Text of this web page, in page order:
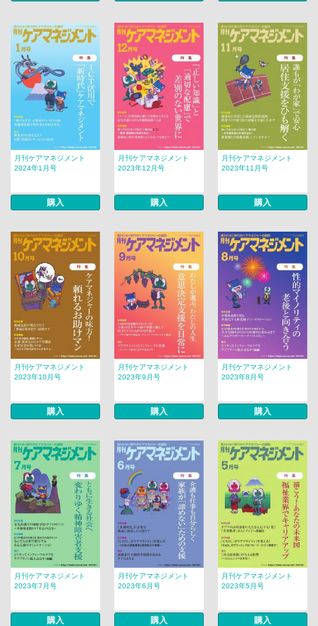
月刊ケアマネジメント
2024年1月号
購入
月刊ケアマネジメント
2023年12月号
購入
月刊ケアマネジメント
2023年11月号
購入
月刊ケアマネジメント
2023年10月号
購入
月刊ケアマネジメント
2023年9月号
購入
月刊ケアマネジメント
2023年8月号
購入
月刊ケアマネジメント
2023年7月号
購入
月刊ケアマネジメント
2023年6月号
購入
月刊ケアマネジメント
2023年5月号
購入